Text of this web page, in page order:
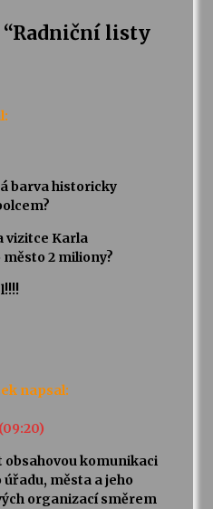
za Humpolec. V Želivě ožije
Michala Novenka v Klášteře
Radniční listy
barva historicky
vizitce Karla
2 miliony?
napsal:
obsahovou komunikaci
města a jeho
organizací směrem